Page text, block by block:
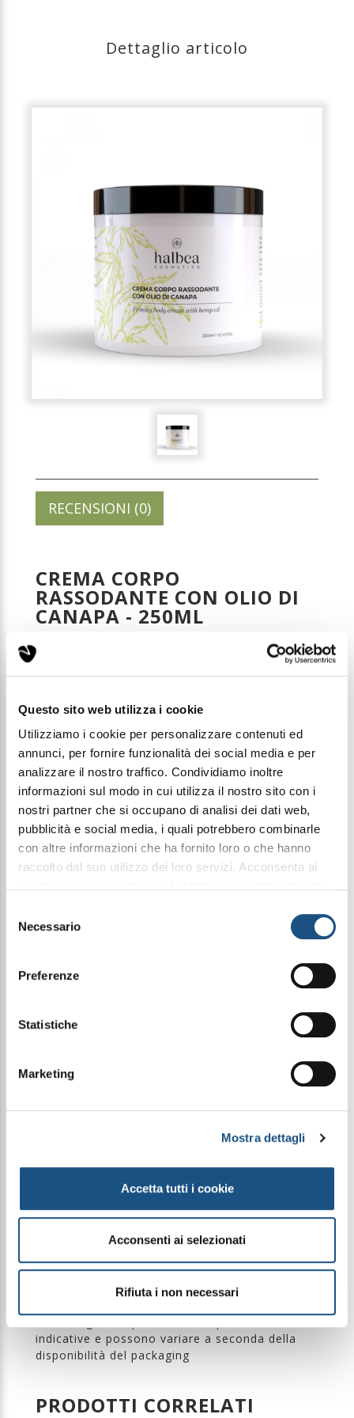
Questo sito web utilizza i cookie
Utilizziamo i cookie per personalizzare contenuti ed
annunci, per fornire funzionalità dei social media e per
analizzare il nostro traffico. Condividiamo inoltre
informazioni sul modo in cui utilizza il nostro sito con i
nostri partner che si occupano di analisi dei dati web,
pubblicità e social media, i quali potrebbero combinarle
con altre informazioni che ha fornito loro o che hanno
raccolto dal suo utilizzo dei loro servizi. Acconsenta ai
delNecessario
Preferenze
Statistiche
Marketing
Mostra dettagli
Accetta tutti i cookie
Acconsenti ai selezionati
Rifiuta i non necessari
Dettaglio articolo
RECENSIONI (0)
CREMA CORPO
RASSODANTE CON OLIO DI
CANAPA - 250ML
Prezzo di listino:
Condividi questo articolo sui social
Facebook WhatsApp
Cosmetica
Nuova formula potenziata + nuova
La crema corpo rassodante all’olio di canapa
Modo d’uso: applicare sulle zone interessate fino a
completo assorbimento.
Ingredients: Aqua, Cannabis Sativa Seed Oil,
Ethylhexyl Palmitate, Polyglyceryl-3 Cetyl Ether
Barbadensis Leaf Juice, Argania Spinosa Kernel Oil,
Hydrolyzed Pumpkin Seedcake, Sodium
Asiatica Extract, Hedera Helix Leaf Extract, Kigelia
Africana Bark Extract, Heterotheca Inuloides Flower
Phenoxyethanol, Isododecane,
Hydrogenated Tetradecenyl/Methylpentadecene,
Cinnamal, Sodium Hydroxide.
indicative e possono variare a seconda della
disponibilità del packaging
PRODOTTI CORRELATI